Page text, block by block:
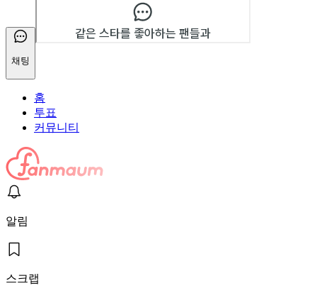
채팅
홈
투표
커뮤니티
알림
스크랩